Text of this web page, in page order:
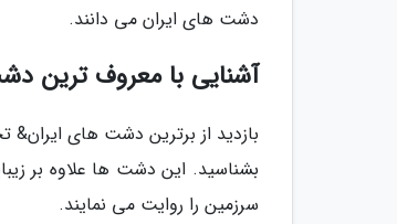
دشت های ایران می دانند.
آشنایی با معروف ترین
بازدید از برترین دشت های
بشناسید. این دشت ها علاوه بر
سرزمین را روایت می نمایند.